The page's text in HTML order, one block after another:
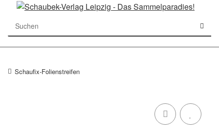
Schaufix-Folienstreifen